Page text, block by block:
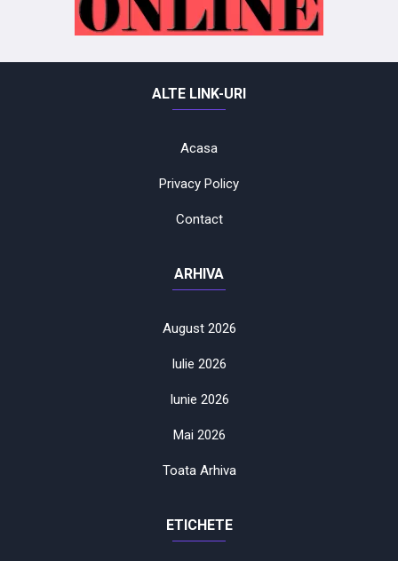
ALTE LINK-URI
Acasa
Privacy Policy
Contact
ARHIVA
August 2026
Iulie 2026
Iunie 2026
Mai 2026
Toata Arhiva
ETICHETE